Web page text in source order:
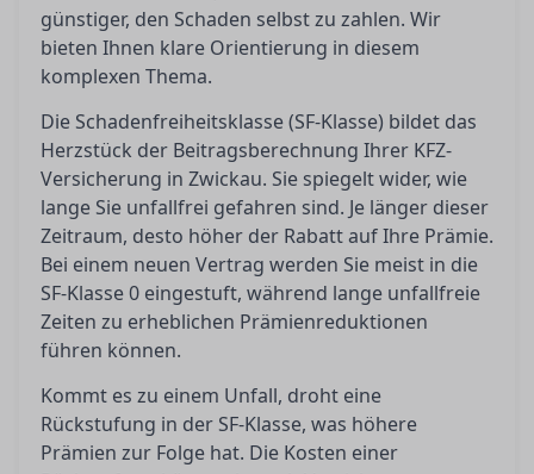
günstiger, den Schaden selbst zu zahlen. Wir
bieten Ihnen klare Orientierung in diesem
komplexen Thema.
Die Schadenfreiheitsklasse (SF-Klasse) bildet das
Herzstück der Beitragsberechnung Ihrer KFZ-
Versicherung in Zwickau. Sie spiegelt wider, wie
lange Sie unfallfrei gefahren sind. Je länger dieser
Zeitraum, desto höher der Rabatt auf Ihre Prämie.
Bei einem neuen Vertrag werden Sie meist in die
SF-Klasse 0 eingestuft, während lange unfallfreie
Zeiten zu erheblichen Prämienreduktionen
führen können.
Kommt es zu einem Unfall, droht eine
Rückstufung in der SF-Klasse, was höhere
Prämien zur Folge hat. Die Kosten einer